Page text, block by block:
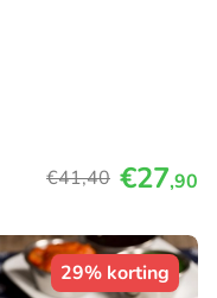
€41,40 €27,90
29% korting